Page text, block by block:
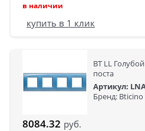
в наличии
купить в 1 клик
BT LL
поста
Артикул:
Бренд: Bticino
8084.32 руб.